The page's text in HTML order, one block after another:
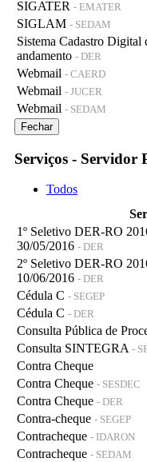
SIGATER - EMATER
SIGLAM - SEDAM
Sistema Cadastro
andamento - DER
Webmail - CAERD
Webmail - JUCER
Webmail - SEDAM
Fechar
Serviços - Servidor
Todos
1º Seletivo DER-RO
30/05/2016 - DER
2º Seletivo DER-RO
10/06/2016 - DER
Cédula C - SEGEP
Cédula C - DER
Consulta Pública de
Consulta SINTEGRA -
Contra Cheque
Contra Cheque - SESDEC
Contra Cheque - DER
Contra-cheque - SEGEP
Contracheque - IDARON
Contracheque - SEDAM